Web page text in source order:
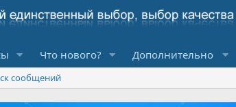
Что нового? Дополнительно
сообщений